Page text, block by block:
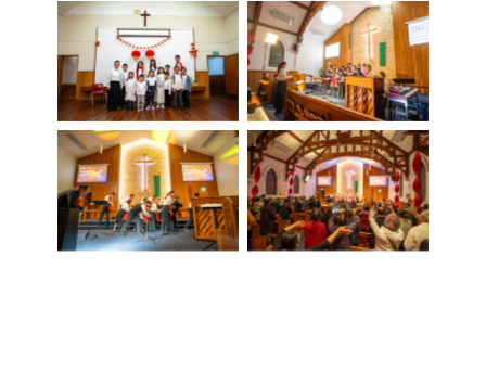
No Caption No Caption
No Caption No Caption